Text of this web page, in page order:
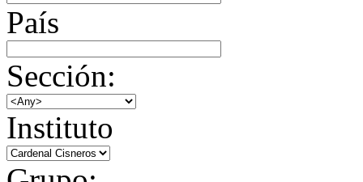
País
Sección:
Instituto